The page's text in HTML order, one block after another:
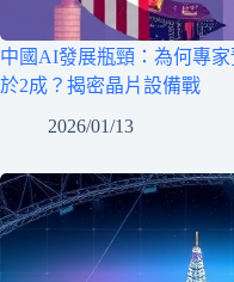
中國AI發展瓶頸：為何專
於2成？揭密晶片設備戰
2026/01/13